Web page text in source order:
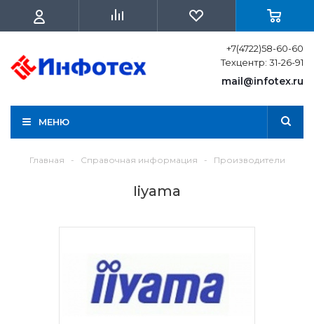
+7(4722)58-60-60
Техцентр: 31-26-91
mail@infotex.ru
МЕНЮ
Главная - Справочная информация - Производители
Iiyama